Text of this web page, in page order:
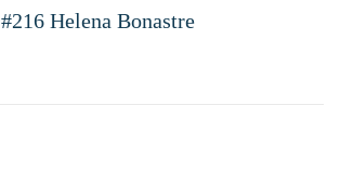
#216 Helena Bonastre